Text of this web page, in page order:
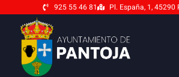
925 55 46 81 Pl. España, 1, 45290